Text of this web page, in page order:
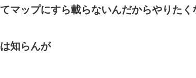
マップにすら載らないんだからやりたく
知らんが